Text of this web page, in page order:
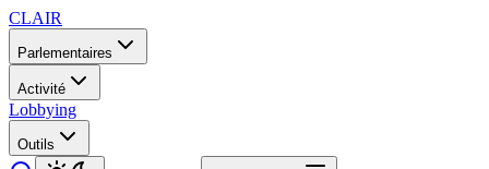
CLAIR
Parlementaires
Activité
Lobbying
Outils